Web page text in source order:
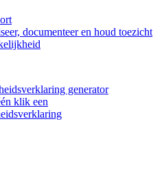
documenteer en houd toezicht
generator
klik een